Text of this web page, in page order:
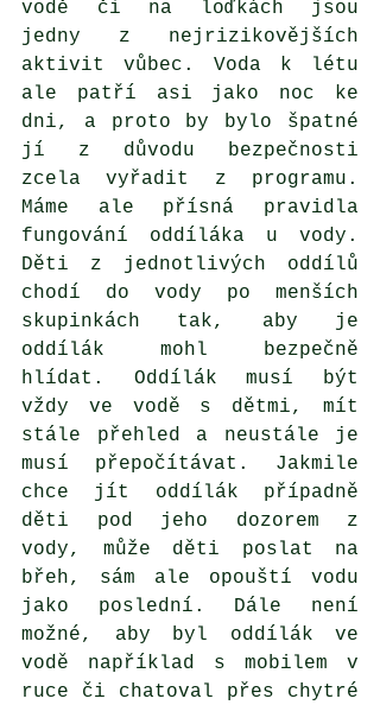
vodě či na loďkách jsou
jedny z nejrizikovějších
aktivit vůbec. Voda k létu
ale patří asi jako noc ke
dni, a proto by bylo špatné
jí z důvodu bezpečnosti
zcela vyřadit z programu.
Máme ale přísná pravidla
fungování oddíláka u vody.
Děti z jednotlivých oddílů
chodí do vody po menších
skupinkách tak, aby je
oddílák mohl bezpečně
hlídat. Oddílák musí být
vždy ve vodě s dětmi, mít
stále přehled a neustále je
musí přepočítávat. Jakmile
chce jít oddílák případně
děti pod jeho dozorem z
vody, může děti poslat na
břeh, sám ale opouští vodu
jako poslední. Dále není
možné, aby byl oddílák ve
vodě například s mobilem v
ruce či chatoval přes chytré